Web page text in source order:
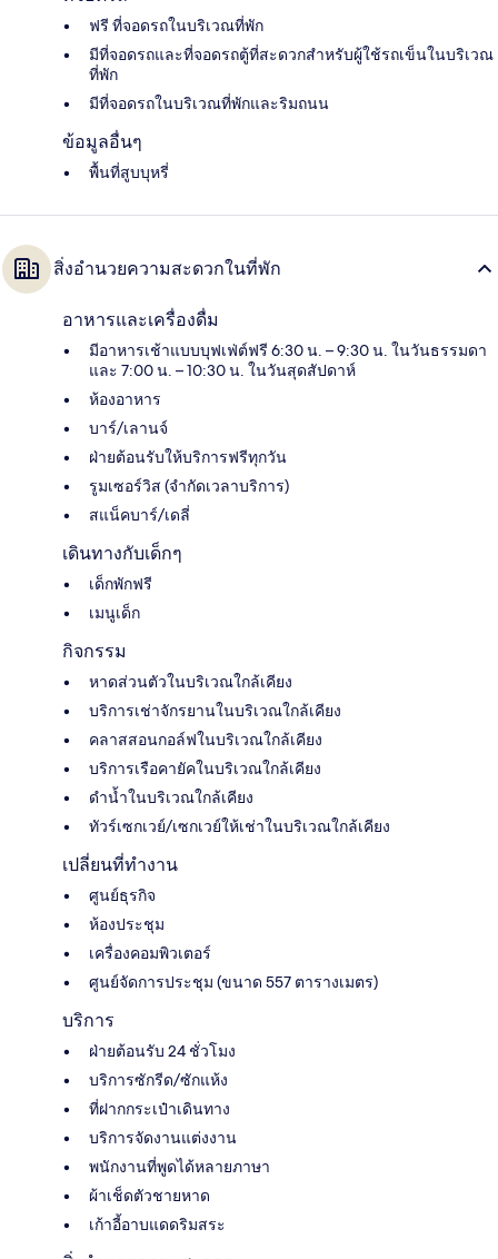
ฟรี ที่จอดรถในบริเวณที่พัก
มีที่จอดรถและที่จอดรถตู้ที่สะดวกสำหรับผู้ใช้รถเข็นในบริเวณ
ที่พัก
มีที่จอดรถในบริเวณที่พักและริมถนน
ข้อมูลอื่นๆ
พื้นที่สูบบุหรี่
สิ่งอำนวยความสะดวกในที่พัก
อาหารและเครื่องดื่ม
มีอาหารเช้าแบบบุฟเฟ่ต์ฟรี 6:30 น. – 9:30 น. ในวันธรรมดา
และ 7:00 น. – 10:30 น. ในวันสุดสัปดาห์
ห้องอาหาร
บาร์/เลานจ์
ฝ่ายต้อนรับให้บริการฟรีทุกวัน
รูมเซอร์วิส (จำกัดเวลาบริการ)
สแน็คบาร์/เดลี่
เดินทางกับเด็กๆ
เด็กพักฟรี
เมนูเด็ก
กิจกรรม
หาดส่วนตัวในบริเวณใกล้เคียง
บริการเช่าจักรยานในบริเวณใกล้เคียง
คลาสสอนกอล์ฟในบริเวณใกล้เคียง
บริการเรือคายัคในบริเวณใกล้เคียง
ดำน้ำในบริเวณใกล้เคียง
ทัวร์เซกเวย์/เซกเวย์ให้เช่าในบริเวณใกล้เคียง
เปลี่ยนที่ทำงาน
ศูนย์ธุรกิจ
ห้องประชุม
เครื่องคอมพิวเตอร์
ศูนย์จัดการประชุม (ขนาด 557 ตารางเมตร)
บริการ
ฝ่ายต้อนรับ 24 ชั่วโมง
บริการซักรีด/ซักแห้ง
ที่ฝากกระเป๋าเดินทาง
บริการจัดงานแต่งงาน
พนักงานที่พูดได้หลายภาษา
ผ้าเช็ดตัวชายหาด
เก้าอี้อาบแดดริมสระ